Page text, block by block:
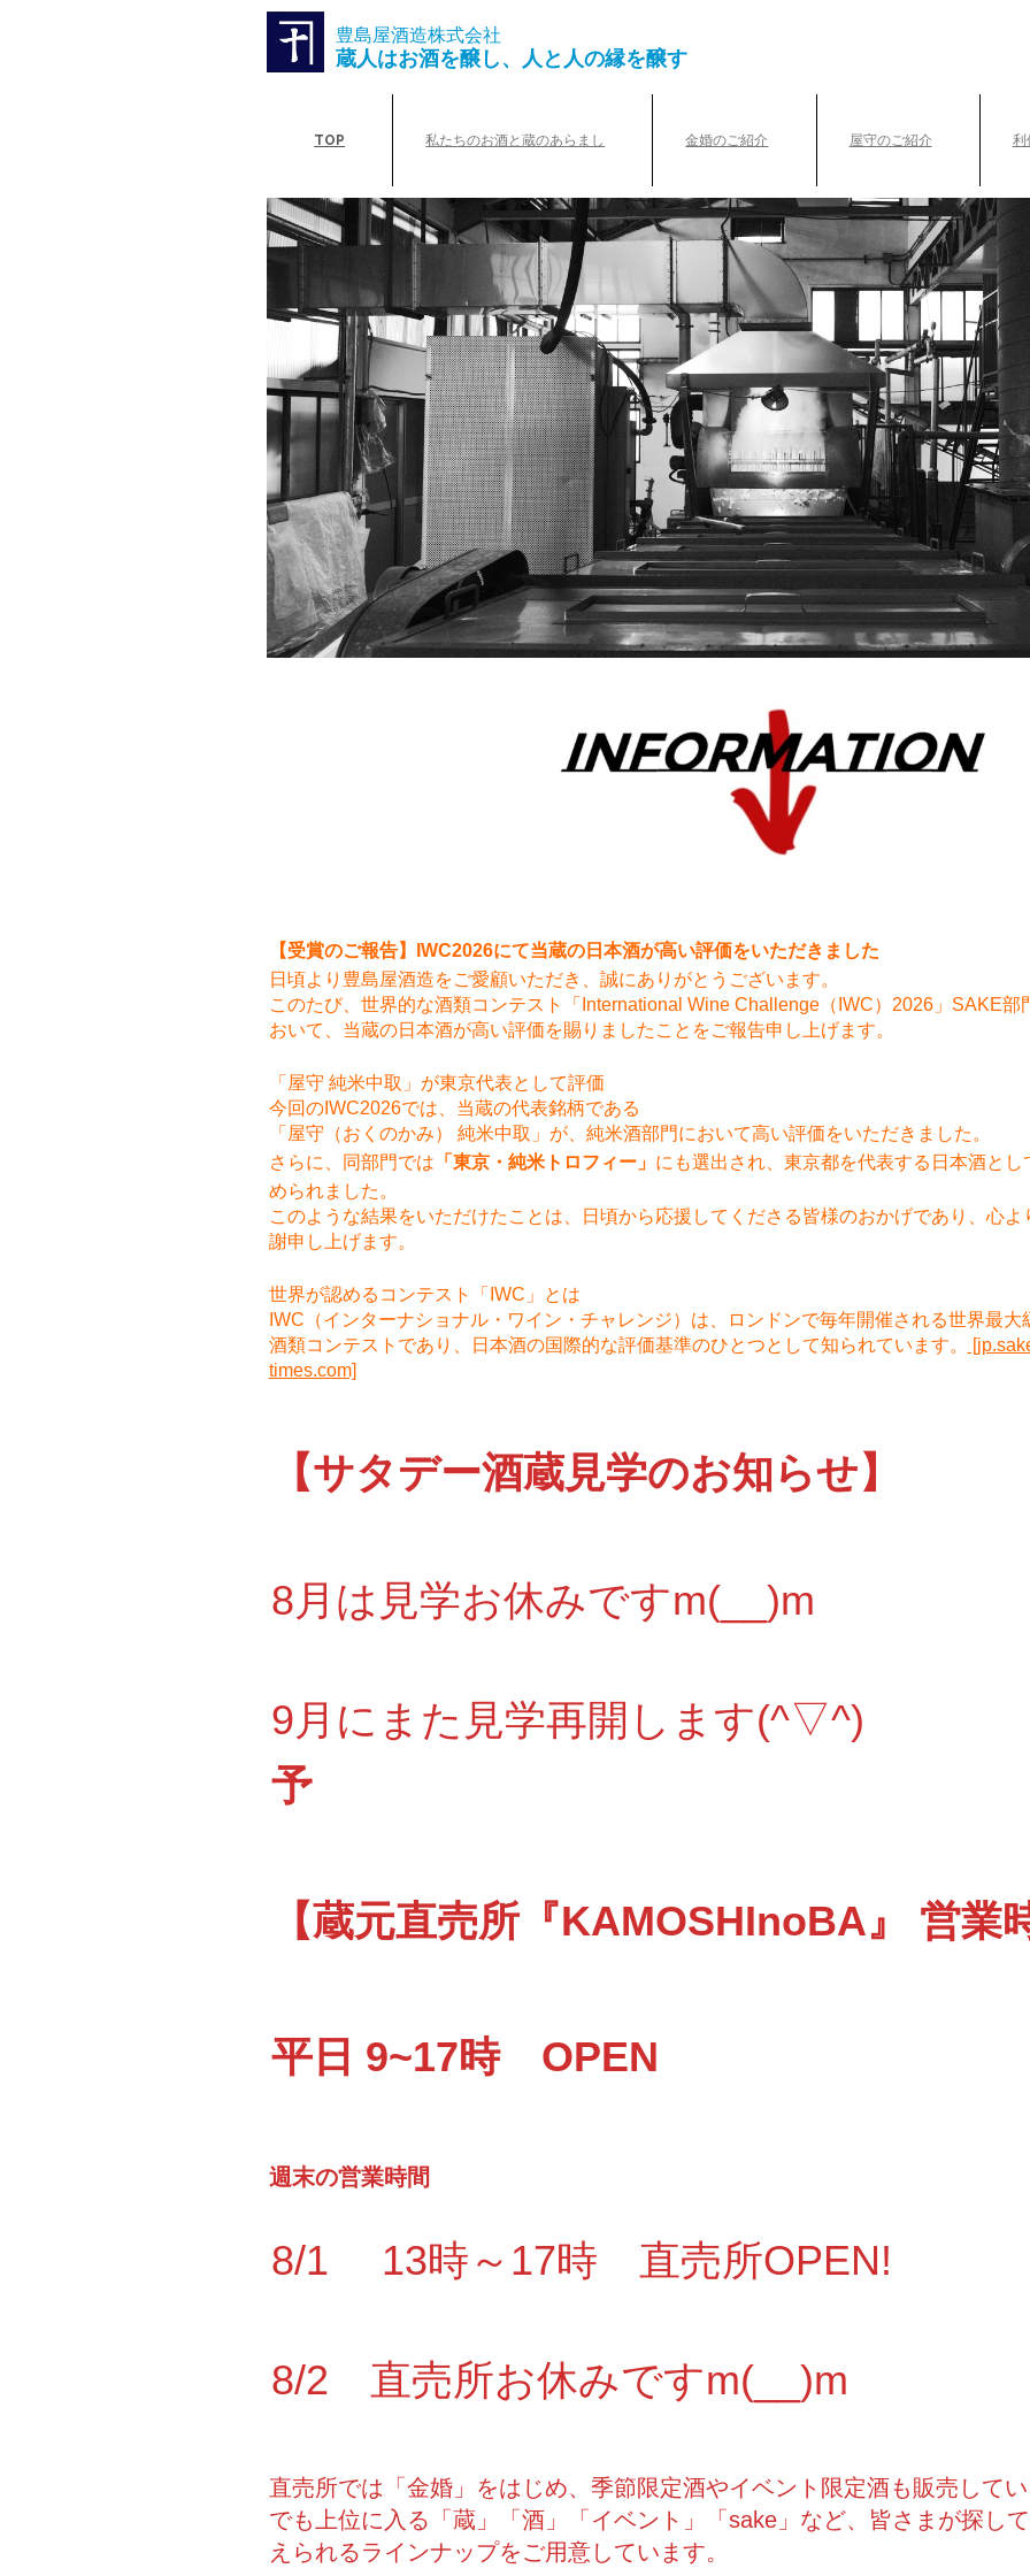
豊島屋酒造株式会社
蔵人はお酒を醸し、人と人の縁を醸す
TOP 私たちのお酒と蔵のあらまし 金婚のご紹介 屋守のご紹介 利
【受賞のご報告】IWC2026にて当蔵の日本酒が高い評価をいただきました
日頃より豊島屋酒造をご愛顧いただき、誠にありがとうございます。
このたび、世界的な酒類コンテスト「International Wine Challenge（IWC）2026」SAKE部
おいて、当蔵の日本酒が高い評価を賜りましたことをご報告申し上げます。
「屋守 純米中取」が東京代表として評価
今回のIWC2026では、当蔵の代表銘柄である
「屋守（おくのかみ） 純米中取」が、純米酒部門において高い評価をいただきました。
さらに、同部門では 「東京・純米トロフィー」 にも選出され、東京都を代表する日本酒とし
められました。
このような結果をいただけたことは、日頃から応援してくださる皆様のおかげであり、心よ
謝申し上げます。
世界が認めるコンテスト「IWC」とは
IWC（インターナショナル・ワイン・チャレンジ）は、ロンドンで毎年開催される世界最大
酒類コンテストであり、日本酒の国際的な評価基準のひとつとして知られています。
times.com]
【サタデー酒蔵見学のお知らせ】
8月は見学お休みですm(__)m
9月にまた見学再開します(^▽^)
予
【蔵元直売所『KAMOSHInoBA』 営業
平日 9~17時 OPEN
週末の営業時間
8/1 13時～17時 直売所OPEN!
8/2 直売所お休みですm(__)m
直売所では「金婚」をはじめ、季節限定酒やイベント限定酒も販売して
でも上位に入る「蔵」「酒」「イベント」「sake」など、皆さまが探し
えられるラインナップをご用意しています。